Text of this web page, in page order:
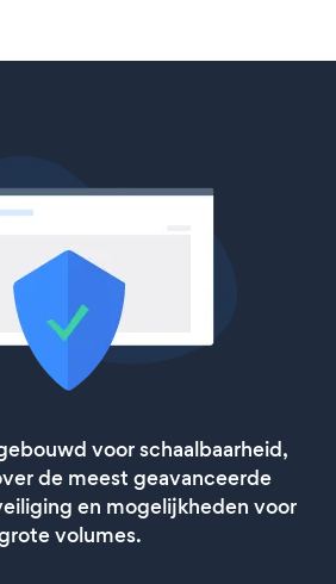
voor schaalbaarheid,
de meest geavanceerde
en mogelijkheden voor
volumes.